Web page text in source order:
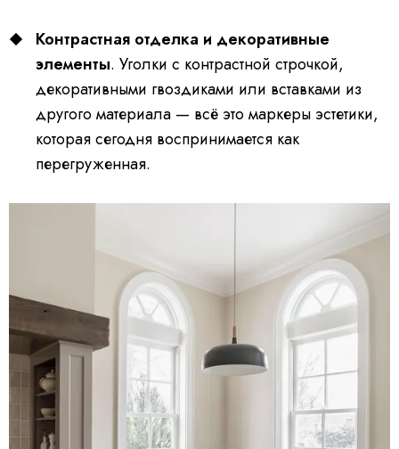
Контрастная отделка и декоративные
элементы. Уголки с контрастной строчкой,
декоративными гвоздиками или вставками из
другого материала — всё это маркеры эстетики,
которая сегодня воспринимается как
перегруженная.